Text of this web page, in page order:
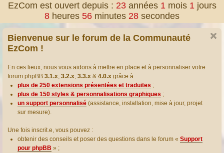
ch
er
EzCom est ouvert depuis : 23 années1 mois1 jours
8 heures 56 minutes 29 secondes
Bienvenue sur le forum de la Communauté
EzCom !
En ces lieux, nous vous aidons à mettre en place et à personnaliser votre
forum phpBB 3.1.x, 3.2.x, 3.3.x & 4.0.x grâce à :
plus de 250 extensions présentées et traduites ;
plus de 150 styles & personnalisations graphiques ;
un support personnalisé (assistance, installation, mise à jour, projet
sur mesure).
Une fois inscrit.e, vous pouvez :
obtenir des conseils et poser des questions dans le forum « Support
pour phpBB » ;